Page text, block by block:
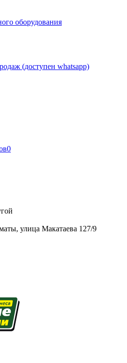
оборудования
(доступен whatsapp)
0
улица Макатаева 127/9